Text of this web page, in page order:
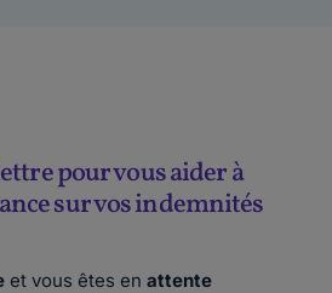
pour vous aider à
sur vos indemnités
et vous êtes en attente